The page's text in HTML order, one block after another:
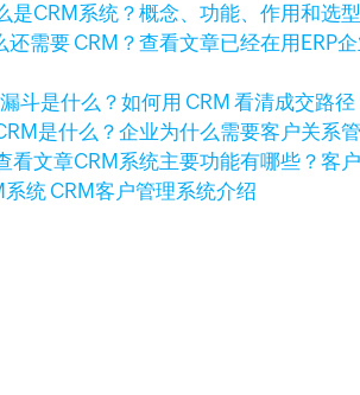
是CRM系统？概念、功能、作用和选
查看文章已经在用ERP
斗是什么？如何用 CRM 看清成交路径
是什么？企业为什么需要客户关系
看文章CRM系统主要功能有哪些？客
统 CRM客户管理系统介绍